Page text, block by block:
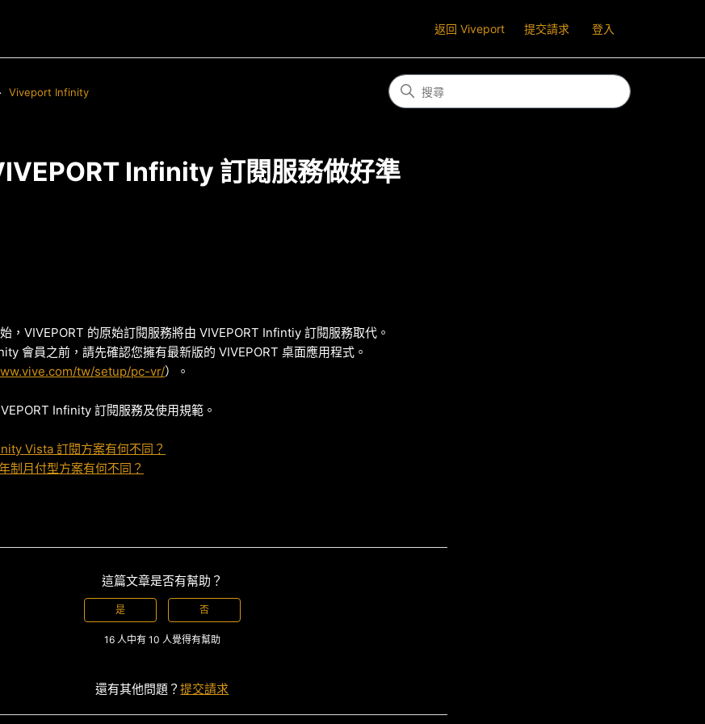
返回 Viveport 提交請求 登入
Viveport Infinity
Infinity 訂閱服務做好準
，VIVEPORT 的原始訂閱服務將由 VIVEPORT Infintiy 訂閱服務取代。
會員之前，請先確認您擁有最新版的 VIVEPORT 桌面應用程式。
tw/setup/pc-vr/）。
Infinity 訂閱服務及使用規範。
Vista 訂閱方案有何不同？
制月付型方案有何不同？
這篇文章是否有幫助？
是 否
16 人中有 10 人覺得有幫助
還有其他問題？提交請求